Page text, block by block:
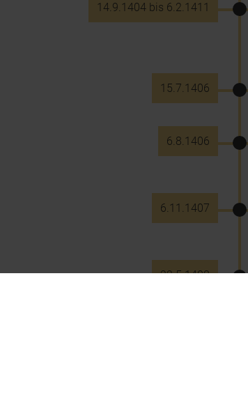
14.9.1404 bis 6.2.1411
15.7.1406
6.8.1406
6.11.1407
22.5.1408